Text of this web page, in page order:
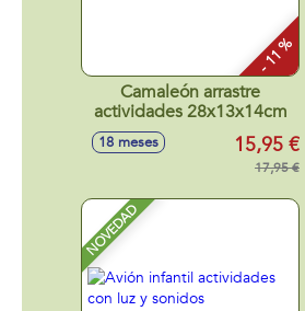
- 11 %
Camaleón arrastre
actividades 28x13x14cm
18 meses 15,95 €
17,95 €
NOVEDAD